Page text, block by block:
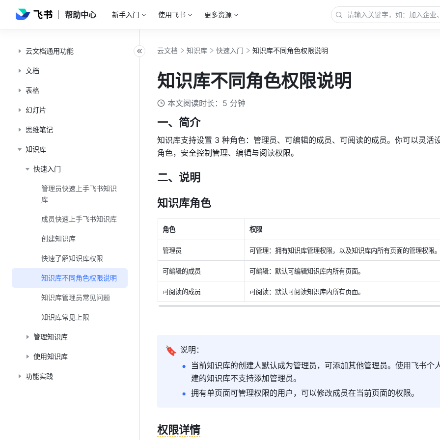
帮助中心 新手入门 使用飞书 更多资源
云文档通用功能
文档
表格
幻灯片
思维笔记
知识库
快速入门
管理员快速上手飞书知识
库
成员快速上手飞书知识库
创建知识库
快速了解知识库权限
知识库不同角色权限说明
知识库管理员常见问题
知识库常见上限
管理知识库
使用知识库
功能实践
云文档 知识库 快速入门 知识库不同角色权限说明
知识库不同角色权限说明
本文阅读时长：5 分钟
一、简介
知识库支持设置 3 种角色：管理员、可编辑的成员、可阅读的成员。你可以灵活设
角色，安全控制管理、编辑与阅读权限。
二、说明
知识库角色
角色 权限
管理员 可管理：拥有知识库管理权限，以及知识库内所有页面的管理权限。
可编辑的成员 可编辑：默认可编辑知识库内所有页面。
可阅读的成员 可阅读：默认可阅读知识库内所有页面。
🔖 说明：
当前知识库的创建人默认成为管理员，可添加其他管理员。使用飞书个
建的知识库不支持添加管理员。
拥有单页面可管理权限的用户，可以修改成员在当前页面的权限。
权限详情